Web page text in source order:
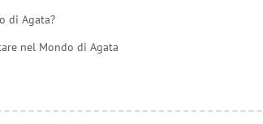
di Agata?
nel Mondo di Agata